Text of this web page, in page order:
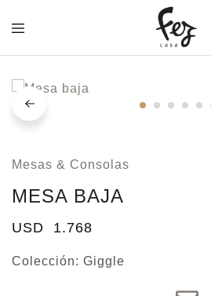
Mesas & Consolas
MESA BAJA
USD 1.768
Colección: Giggle